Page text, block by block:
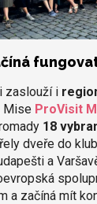
zaslouží i
Mise ProVisit
18
dveře do
a
a začíná mít